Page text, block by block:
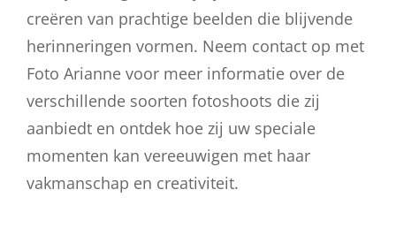
creëren van prachtige beelden die blijvende
herinneringen vormen. Neem contact op met
Foto Arianne voor meer informatie over de
verschillende soorten fotoshoots die zij
aanbiedt en ontdek hoe zij uw speciale
momenten kan vereeuwigen met haar
vakmanschap en creativiteit.